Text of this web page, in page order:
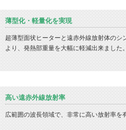
薄型化・軽量化を実現
超薄型面状ヒーターと遠赤外線放射体のシ
より、発熱部重量を大幅に軽減出来ました。
高い遠赤外線放射率
広範囲の波長領域で、非常に高い放射率を